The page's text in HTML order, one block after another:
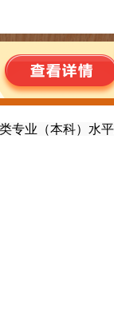
专业（本科）水